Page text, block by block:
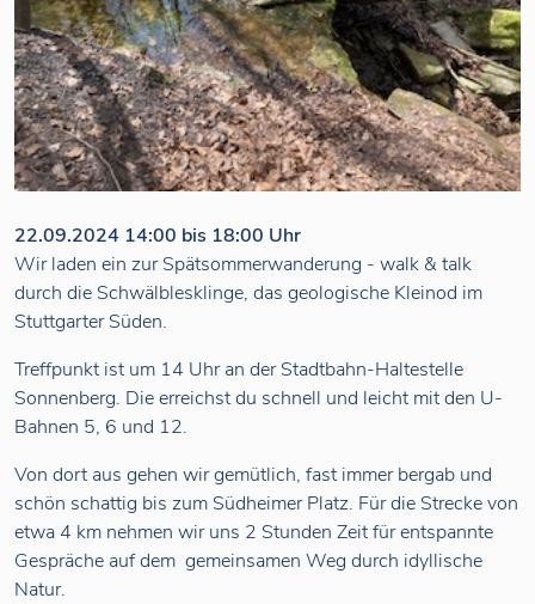
22.09.2024 14:00 bis 18:00 Uhr
Wir laden ein zur Spätsommerwanderung - walk & talk
durch die Schwälblesklinge, das geologische Kleinod im
Stuttgarter Süden.
Treffpunkt ist um 14 Uhr an der Stadtbahn-Haltestelle
Sonnenberg. Die erreichst du schnell und leicht mit den U-
Bahnen 5, 6 und 12.
Von dort aus gehen wir gemütlich, fast immer bergab und
schön schattig bis zum Südheimer Platz. Für die Strecke von
etwa 4 km nehmen wir uns 2 Stunden Zeit für entspannte
Gespräche auf dem gemeinsamen Weg durch idyllische
Natur.